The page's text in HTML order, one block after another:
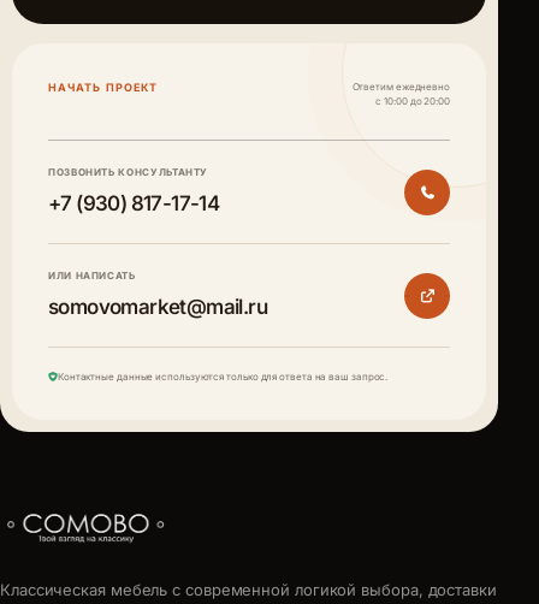
НАЧАТЬ ПРОЕКТ
Ответим ежедневно
с 10:00 до 20:00
ПОЗВОНИТЬ КОНСУЛЬТАНТУ
+7 (930) 817-17-14
ИЛИ НАПИСАТЬ
somovomarket@mail.ru
Контактные данные используются только для ответа на ваш запрос.
Классическая мебель с современной логикой выбора, доставки